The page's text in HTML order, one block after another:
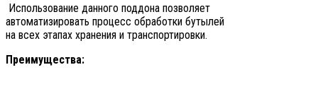
Использование данного поддона позволяет
автоматизировать процесс обработки бутылей
на всех этапах хранения и транспортировки.
Преимущества: